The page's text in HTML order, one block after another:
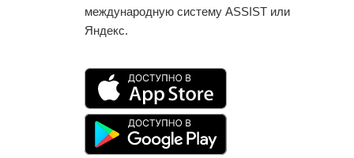
международную систему ASSIST или
Яндекс.